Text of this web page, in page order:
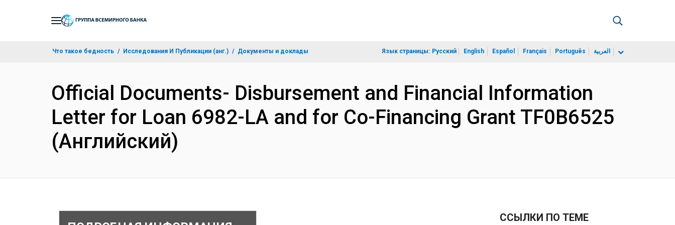
Что такое бедность Исследования И Публикации (анг.) Документы и доклады Язык страницы: Русский English Español Français Português العربية
Official Documents- Disbursement and Financial Information
Letter for Loan 6982-LA and for Co-Financing Grant TF0B6525
(Английский)
ССЫЛКИ ПО ТЕМЕ